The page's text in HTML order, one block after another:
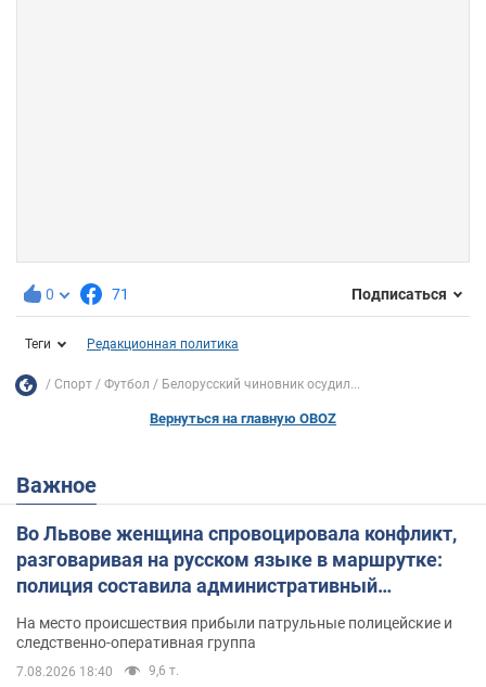
0 71 Подписаться
Теги Редакционная политика
Спорт Футбол Белорусский чиновник осудил...
Вернуться на главную OBOZ
Важное
Во Львове женщина спровоцировала конфликт,
разговаривая на русском языке в маршрутке:
полиция составила административный
На место происшествия прибыли патрульные полицейские и
следственно-оперативная группа
7.08.2026 18:40 9,6 т.